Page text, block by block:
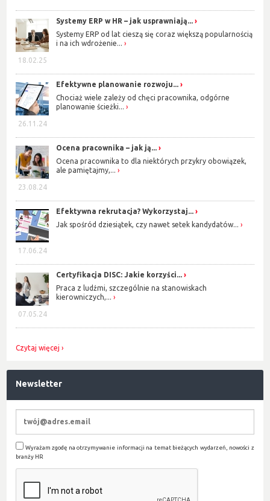
18.02.25
Systemy ERP w HR – jak usprawniają...
Systemy ERP od lat cieszą się coraz większą popularnością
i na ich wdrożenie...
26.11.24
Efektywne planowanie rozwoju...
Chociaż wiele zależy od chęci pracownika, odgórne
planowanie ścieżki...
23.08.24
Ocena pracownika – jak ją...
Ocena pracownika to dla niektórych przykry obowiązek,
ale pamiętajmy,...
17.06.24
Efektywna rekrutacja? Wykorzystaj...
Jak spośród dziesiątek, czy nawet setek kandydatów...
07.05.24
Certyfikacja DISC: Jakie korzyści...
Praca z ludźmi, szczególnie na stanowiskach
kierowniczych,...
Czytaj więcej
Newsletter
Wyrażam zgodę na otrzymywanie informacji na temat bieżących wydarzeń, nowości z
branży HR